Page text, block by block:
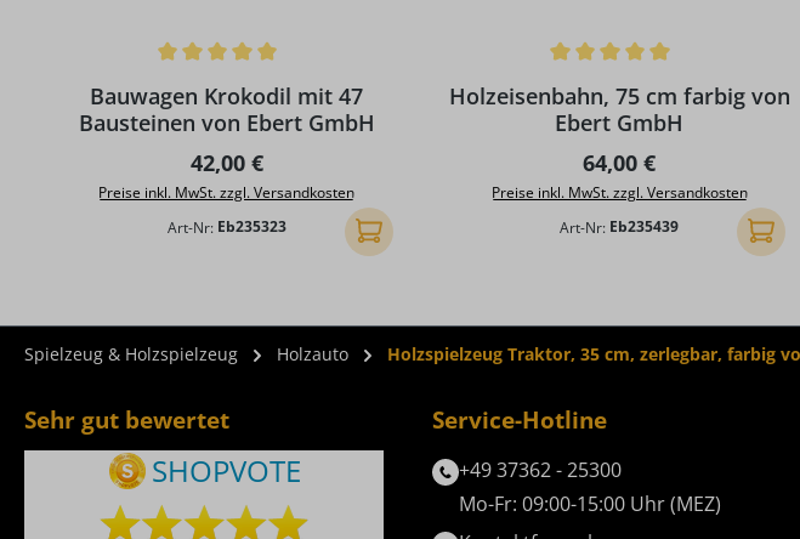
Bauwagen Krokodil mit 47
Bausteinen von Ebert GmbH
Regulärer Preis:
42,00 €
Preise inkl. MwSt. zzgl. Versandkosten
Art-Nr: Eb235323 In den Warenkorb
Holzeisenbahn, 75 cm farbig von
Ebert GmbH
Regulärer Preis:
64,00 €
Preise inkl. MwSt. zzgl. Versandkosten
Art-Nr: Eb235439 In
Spielzeug & Holzspielzeug Holzauto Holzspielzeug Traktor, 35 cm, zerlegbar, farbig
Sehr gut bewertet Service-Hotline
+49 37362 - 25300
Mo-Fr: 09:00-15:00 Uhr (MEZ)